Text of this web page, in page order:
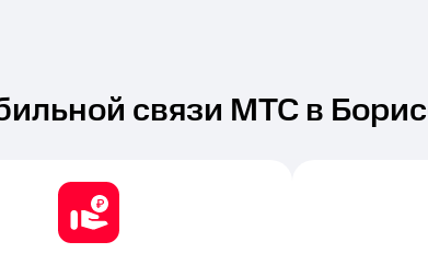
связи МТС в